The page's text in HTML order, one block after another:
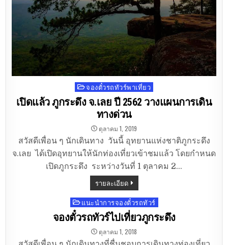
Posted
in
จองตั๋วรถทัวร์พาเที่ยว
เปิดแล้ว ภูกระดึง จ.เลย ปี 2562 วางแผนการเดิน
ทางด่วน
ตุลาคม 1, 2019
สวัสดีเพื่อน ๆ นักเดินทาง วันนี้ อุทยานแห่งชาติภูกระดึง
จ.เลย ได้เปิดอุทยานให้นักท่องเที่ยวเข้าชมแล้ว โดยกำหนด
เปิดภูกระดึง ระหว่างวันที่ 1 ตุลาคม 2…
รายละเอียด
Posted
in
แนะนำการจองตั๋วรถทัวร์
จองตั๋วรถทัวร์ไปเที่ยวภูกระดึง
ตุลาคม 1, 2018